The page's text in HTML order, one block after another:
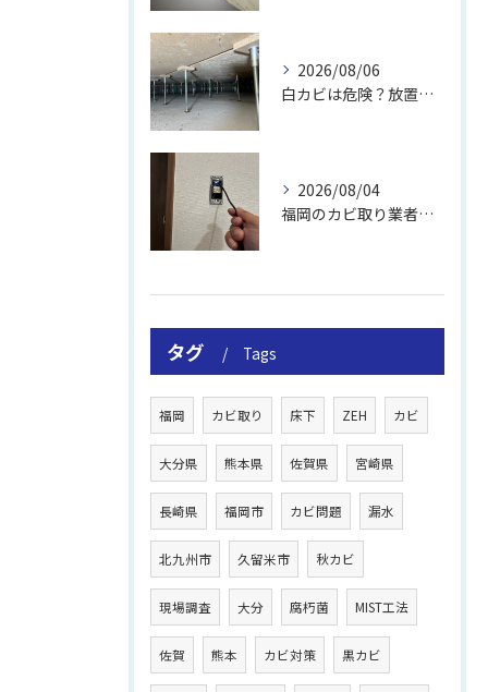
2026/08/06
白カビは危険？放置のリスクと取り方
2026/08/04
福岡のカビ取り業者おすすめの選び方と費用
タグ Tags
福岡 カビ取り 床下 ZEH カビ
大分県 熊本県 佐賀県 宮崎県
長崎県 福岡市 カビ問題 漏水
北九州市 久留米市 秋カビ
現場調査 大分 腐朽菌 MIST工法
佐賀 熊本 カビ対策 黒カビ